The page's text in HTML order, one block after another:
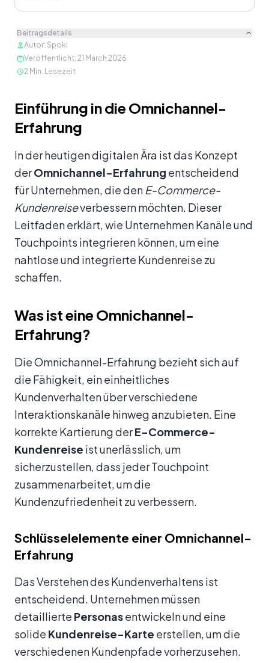
Beitragsdetails
Autor: Spoki
Veröffentlicht: 21 March 2026
2 Min. Lesezeit
Einführung in die Omnichannel-
Erfahrung
In der heutigen digitalen Ära ist das Konzept
derOmnichannel-Erfahrung entscheidend
für Unternehmen, die den E-Commerce-
Kundenreiseverbessern möchten. Dieser
Leitfaden erklärt, wie Unternehmen Kanäle und
Touchpoints integrieren können, um eine
nahtlose und integrierte Kundenreise zu
schaffen.
Was ist eine Omnichannel-
Erfahrung?
Die Omnichannel-Erfahrung bezieht sich auf
die Fähigkeit, ein einheitliches
Kundenverhalten über verschiedene
Interaktionskanäle hinweg anzubieten. Eine
korrekte Kartierung derE-Commerce-
Kundenreise ist unerlässlich, um
sicherzustellen, dass jeder Touchpoint
zusammenarbeitet, um die
Kundenzufriedenheit zu verbessern.
Schlüsselelemente einer Omnichannel-
Erfahrung
Das Verstehen des Kundenverhaltens ist
entscheidend. Unternehmen müssen
detaillierte Personasentwickeln und eine
solide Kundenreise-Karte erstellen, um die
verschiedenen Kundenpfade vorherzusehen.